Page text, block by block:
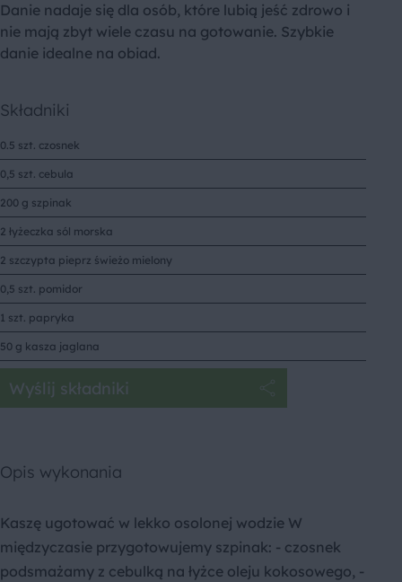
Danie nadaje się dla osób, które lubią jeść zdrowo i
nie mają zbyt wiele czasu na gotowanie. Szybkie
danie idealne na obiad.
Składniki
0.5 szt. czosnek
0,5 szt. cebula
200 g szpinak
2 łyżeczka sól morska
2 szczypta pieprz świeżo mielony
0,5 szt. pomidor
1 szt. papryka
50 g kasza jaglana
Wyślij składniki
Opis wykonania
Kaszę ugotować w lekko osolonej wodzie W
międzyczasie przygotowujemy szpinak: - czosnek
podsmażamy z cebulką na łyżce oleju kokosowego, -